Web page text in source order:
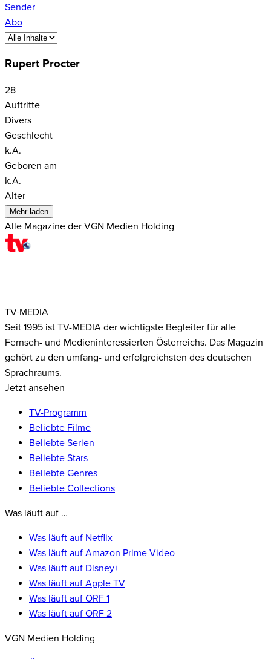
Sender
Abo
Rupert Procter
28
Auftritte
Divers
Geschlecht
k.A.
Geboren am
k.A.
Alter
Mehr laden
Alle Magazine der VGN Medien Holding
TV-MEDIA
Seit 1995 ist TV-MEDIA der wichtigste Begleiter für alle
Fernseh- und Medieninteressierten Österreichs. Das Magazin
gehört zu den umfang- und erfolgreichsten des deutschen
Sprachraums.
Jetzt ansehen
TV-Programm
Beliebte Filme
Beliebte Serien
Beliebte Stars
Beliebte Genres
Beliebte Collections
Was läuft auf …
Was läuft auf Netflix
Was läuft auf Amazon Prime Video
Was läuft auf Disney+
Was läuft auf Apple TV
Was läuft auf ORF 1
Was läuft auf ORF 2
VGN Medien Holding